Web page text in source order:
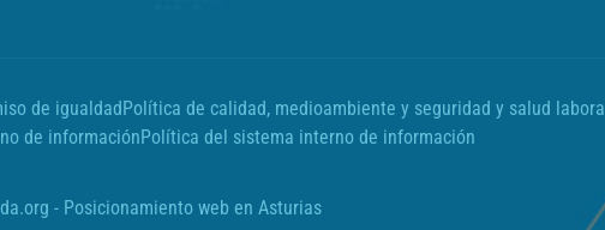
de igualdad Política de calidad, medioambiente y seguridad y salud laboral
de informaciónPolítica del sistema interno de información
- Posicionamiento web en Asturias